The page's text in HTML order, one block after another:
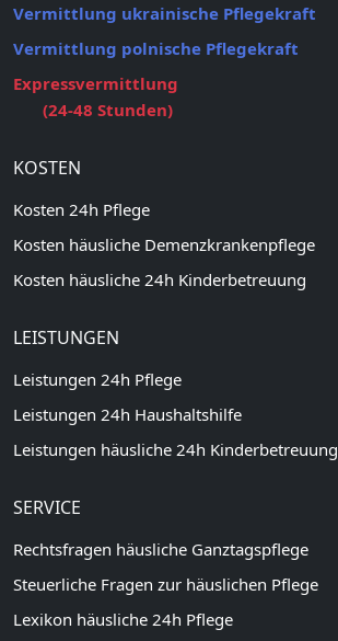
Vermittlung ukrainische Pflegekraft
Vermittlung polnische Pflegekraft
Expressvermittlung
(24-48 Stunden)
KOSTEN
Kosten 24h Pflege
Kosten häusliche Demenzkrankenpflege
Kosten häusliche 24h Kinderbetreuung
LEISTUNGEN
Leistungen 24h Pflege
Leistungen 24h Haushaltshilfe
Leistungen häusliche 24h Kinderbetreuung
SERVICE
Rechtsfragen häusliche Ganztagspflege
Steuerliche Fragen zur häuslichen Pflege
Lexikon häusliche 24h Pflege